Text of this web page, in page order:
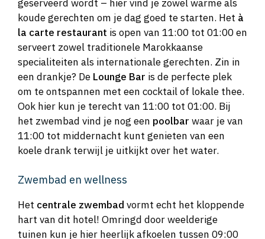
geserveerd wordt – hier vind je zowel warme als
koude gerechten om je dag goed te starten. Het à
la carte restaurant is open van 11:00 tot 01:00 en
serveert zowel traditionele Marokkaanse
specialiteiten als internationale gerechten. Zin in
een drankje? De Lounge Bar is de perfecte plek
om te ontspannen met een cocktail of lokale thee.
Ook hier kun je terecht van 11:00 tot 01:00. Bij
het zwembad vind je nog een poolbar waar je van
11:00 tot middernacht kunt genieten van een
koele drank terwijl je uitkijkt over het water.
Zwembad en wellness
Het centrale zwembad vormt echt het kloppende
hart van dit hotel! Omringd door weelderige
tuinen kun je hier heerlijk afkoelen tussen 09:00